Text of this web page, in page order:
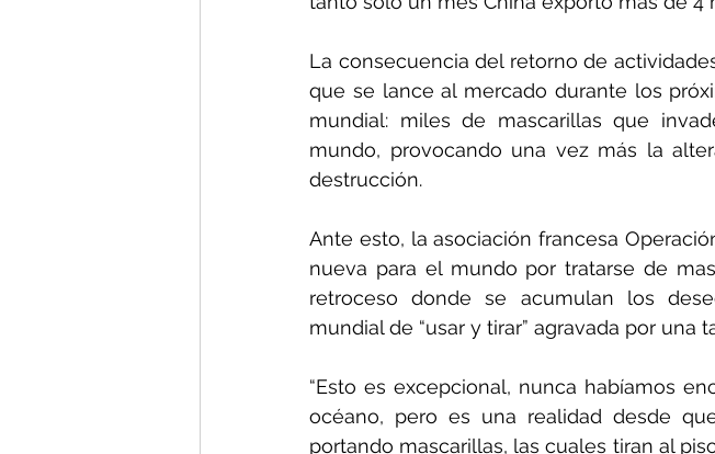
La consecuencia del retorno de
que se lance al mercado durante los
mundial: miles de mascarillas que
mundo, provocando una vez más la
destrucción.
Ante esto, la asociación francesa
nueva para el mundo por tratarse de
retroceso donde se acumulan los
mundial de “usar y tirar” agravada por una
“Esto es excepcional, nunca habíamos
océano, pero es una realidad desde
portando mascarillas, las cuales tiran al